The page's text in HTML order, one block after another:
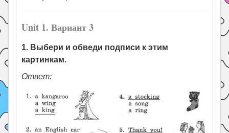
Unit 1. Вариант 3
1. Выбери и обведи подписи к этим
картинкам.
Ответ: